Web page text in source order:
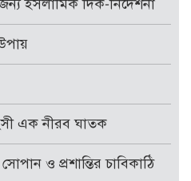
জন্য ইসলামিক দিক-নির্দেশনা
এক নীরব ঘাতক
ও প্রশান্তির চাবিকাঠি